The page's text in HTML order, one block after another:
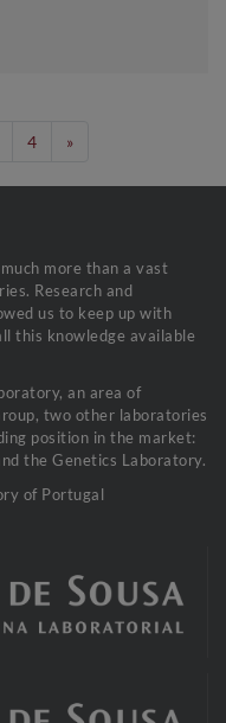
4 »
more than a vast
Research and
us to keep up with
this knowledge available
an area of
two other laboratories
position in the market:
the Genetics Laboratory.
of Portugal